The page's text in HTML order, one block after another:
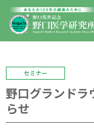
野口グランド
らせ
セミナー